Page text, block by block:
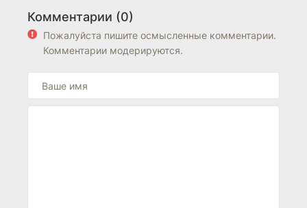
Комментарии (0)
Пожалуйста пишите осмысленные комментарии.
Комментарии модерируются.